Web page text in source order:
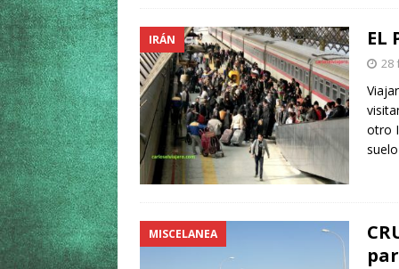
IRÁN EL
28
otro
MISCELANEA